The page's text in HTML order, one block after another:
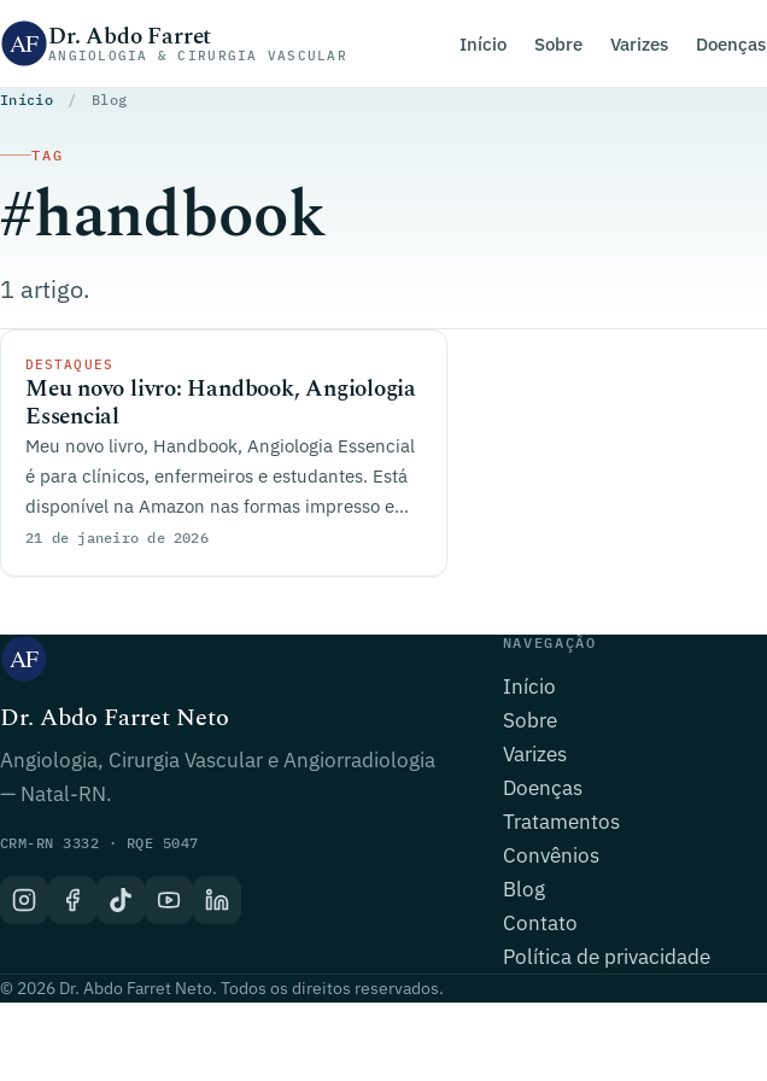
Pular para o conteúdo
Dr. Abdo Farret
ANGIOLOGIA & CIRURGIA VASCULAR
Início Sobre Varizes Doenças
Início / Blog
TAG
#handbook
1 artigo.
DESTAQUES
Meu novo livro: Handbook, Angiologia
Essencial
Meu novo livro, Handbook, Angiologia Essencial
é para clínicos, enfermeiros e estudantes. Está
disponível na Amazon nas formas impresso e
Kindle.
21 de janeiro de 2026
Dr. Abdo Farret Neto
Angiologia, Cirurgia Vascular e Angiorradiologia
— Natal-RN.
CRM-RN 3332 · RQE 5047
NAVEGAÇÃO
Início
Sobre
Varizes
Doenças
Tratamentos
Convênios
Blog
Contato
Política de privacidade
© 2026 Dr. Abdo Farret Neto. Todos os direitos reservados.